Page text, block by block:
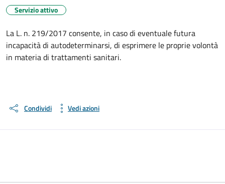
Servizio attivo
La L. n. 219/2017 consente, in caso di eventuale futura
incapacità di autodeterminarsi, di esprimere le proprie volontà
in materia di trattamenti sanitari.
Condividi Vedi azioni